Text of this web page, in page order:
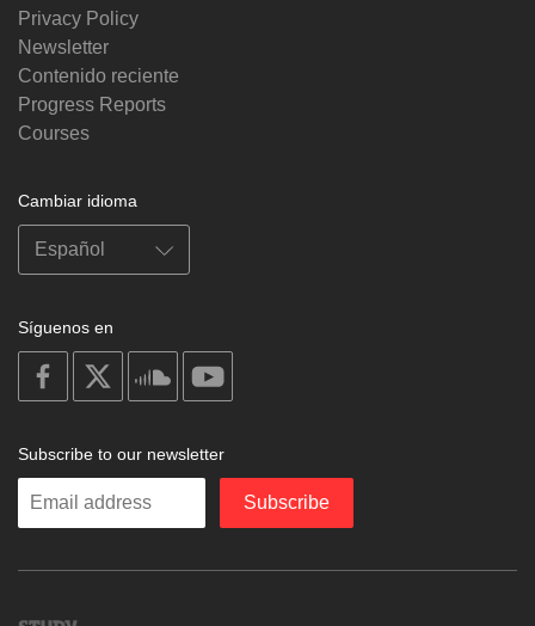
Privacy Policy
Newsletter
Contenido reciente
Progress Reports
Courses
Cambiar idioma
Síguenos en
on
facebook
soundcloud
Subscribe to our newsletter
Enter
Subscribe